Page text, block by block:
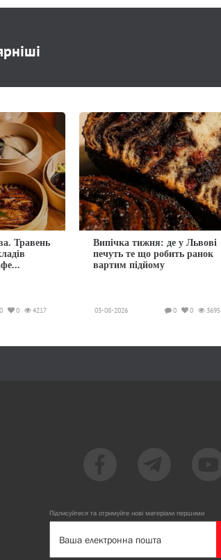
Травень
4217
0
0
Випічка тижня: де у Львові
печуть те що робить ранок
вартим підйому
03-08-2026 3695
0
0
Підписуйтеся та отримуйте нові матеріали першими